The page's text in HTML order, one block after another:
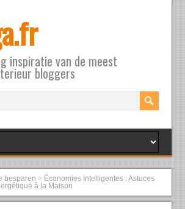
inspiratie van de meest
bloggers
besparen > Économies Intelligentes : Astuces
à la Maison